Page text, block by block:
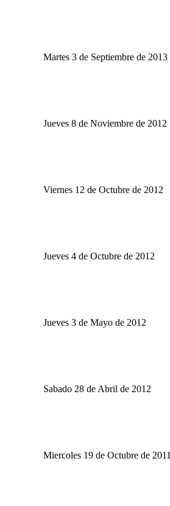
Martes 3 de Septiembre de 2013
Jueves 8 de Noviembre de 2012
Viernes 12 de Octubre de 2012
Jueves 4 de Octubre de 2012
Jueves 3 de Mayo de 2012
Sabado 28 de Abril de 2012
Miercoles 19 de Octubre de 2011